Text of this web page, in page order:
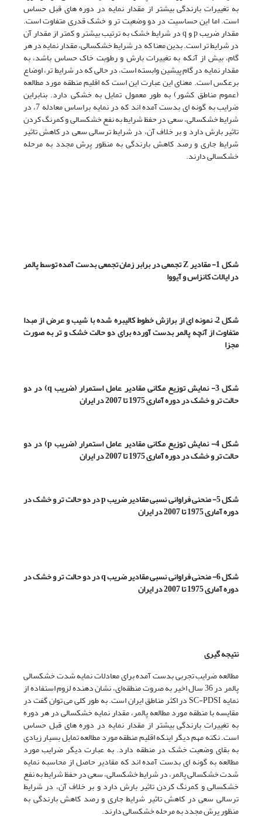
به تغییرات بارندگی بیشتر از مقدار نمایه در دوره های قبل حساس
است. اما این حساسیت در دو وضعیت تر و خشک قدری متفاوت است.
مقدار ضریب p و q در شرایط خشک به ترتیب بیشتر و کمتر از مقدار آن
در شرایط تر است. بدین معنا که در شرایط خشکسالی، مقدار نمایه در هر
گام، بیش از آنکه به تغییرات بارش و رطوبت خاک حساس باشد، به
مقدار نمایه در گام پیشین وابسته است، در حالی که در شرایط تر، اوضاع
برعکس است. معنای این عبارت این است که اقلیم منطقه مورد مطالعه
(عموم مناطق کشور) به طور معمول تمایل به خشکی دارد. بنابراین
ضرایب به گونه ای بدست آمده اند که در نمایه براساس معادله 7، در
شرایط خشکسالی، سعی در حفظ شرایط به نفع خشکسالی و کمرنگ کردن
تاثیر بارش دارد و بر خلاف آن، در شرایط ترسالی سعی در کاهش تاثیر
شرایط جاری و رصد کاهش بارندگی به منظور پرش مجدد به مرحله
خشکسالی دارند.
شکل 1- مقادیر Zتجمعی در برابر زمان تجمعی بدست آمده توسط پالمر
در ایالات کانزاس و آیووا
شکل 2 –نمونه ای از برازش خطوط کالیبره شده با شیب و عرض از مبدا
متفاوت از آنچه پالمر بدست آورده برای دو حالت خشک و تر به صورت
مجزا
شکل 3- نمایش توزیع مکانی مقادیر عامل استمرار (ضریب q) در دو
حالت تر و خشک در دوره آماری 1975 تا 2007 در ایران
شکل 4- نمایش توزیع مکانی مقادیر عامل استمرار (ضریب p) در دو
حالت تر و خشک در دوره آماری 1975 تا 2007 در ایران
شکل 5- منحنی فراوانی نسبی مقادیر ضریب pدر دو حالت تر و خشک در
دوره آماری 1975 تا 2007 در ایران
شکل 6- منحنی فراوانی نسبی مقادیر ضریب qدر دو حالت تر و خشک در
دوره آماری 1975 تا 2007 در ایران
نتیجه گیری
مطالعه ضرایب تجربی بدست آمده برای معادلات نمایه شدت خشکسالی
پالمر در 36 سال اخیر به صروت منطقه‌ای، نشان دهنده لزوم استفاده از
نمایه SC-PDSI در اکثر مناطق ایران است. به طور کلی می توان گفت در
مقایسه با منطقه مورد مطالعه پالمر، مقدار نمایه خشکسالی در هر دوره
به تغییرات بارندگی بیشتر از مقدار نمایه در دوره های قبل حساس
است. نکته مهم دیگر اینکه اقلیم منطقه مورد مطالعه تمایل بسیار زیادی
به بقای وضعیت خشک در منطقه دارد. به عبارت دیگر ضرایب مورد
مطالعه به گونه ای بدست آمده اند که مقادیر حاصل از محاسبه نمایه
شدت خشکسالی پالمر، در شرایط خشکسالی، سعی در حفظ شرایط به نفع
خشکسالی و کمرنگ کردن تاثیر بارش دارد و بر خلاف آن، در شرایط
ترسالی سعی در کاهش تاثیر شرایط جاری و رصد کاهش بارندگی به
منظور پرش مجدد به مرحله خشکسالی دارند.